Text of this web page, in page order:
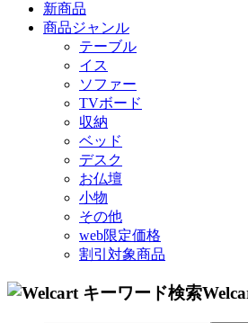
新商品
商品ジャンル
テーブル
イス
ソファー
TVボード
収納
ベッド
デスク
お仏壇
小物
その他
web限定価格
割引対象商品